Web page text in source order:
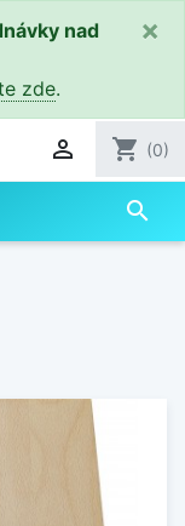
nad
zde.
×
 shopping_cart (0)
search